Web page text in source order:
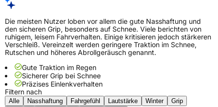
Die meisten Nutzer loben vor allem die gute Nasshaftung und
den sicheren Grip, besonders auf Schnee. Viele berichten von
ruhigem, leisem Fahrverhalten. Einige kritisieren jedoch stärkeren
Verschleiß. Vereinzelt werden geringere Traktion im Schnee,
Rutschen und höheres Abrollgeräusch genannt.
Gute Traktion im Regen
Sicherer Grip bei Schnee
Präzises Einlenkverhalten
Filtern nach
Alle Nasshaftung Fahrgefühl Lautstärke Winter
Grip